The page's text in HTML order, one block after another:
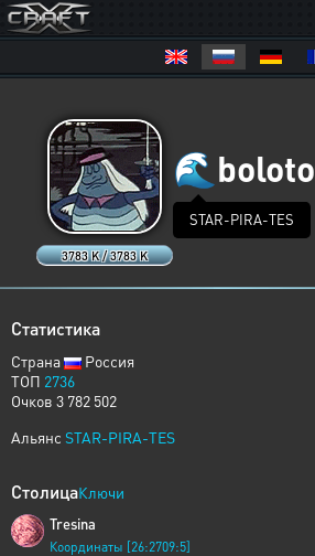
3783 K / 3783 K
🌊 boloto
STAR-PIRA-TES
Статистика
Страна
Россия
ТОП 2736
Очков 3 782 502
Альянс STAR-PIRA-TES
СтолицаКлючи
Tresina
Координаты [26:2709:5]